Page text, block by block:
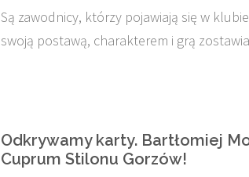
Są zawodnicy, którzy pojawiają się w
swoją postawą, charakterem i grą
Odkrywamy karty. Bartłomiej
Cuprum Stilonu Gorzów!